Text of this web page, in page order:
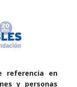
referencia en
y personas